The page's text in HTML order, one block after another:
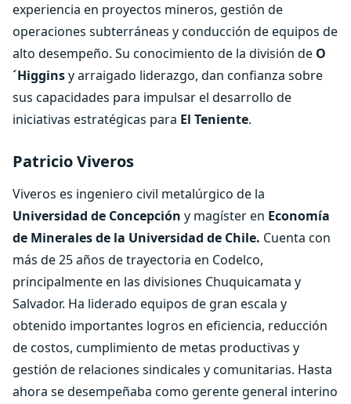
experiencia en proyectos mineros, gestión de
operaciones subterráneas y conducción de equipos de
alto desempeño. Su conocimiento de la división de O
´Higginsy arraigado liderazgo, dan confianza sobre
sus capacidades para impulsar el desarrollo de
iniciativas estratégicas para El Teniente.
Patricio Viveros
Viveros es ingeniero civil metalúrgico de la
Universidad de Concepción y magíster en Economía
de Minerales de la Universidad de Chile. Cuenta con
más de 25 años de trayectoria en Codelco,
principalmente en las divisiones Chuquicamata y
Salvador. Ha liderado equipos de gran escala y
obtenido importantes logros en eficiencia, reducción
de costos, cumplimiento de metas productivas y
gestión de relaciones sindicales y comunitarias. Hasta
ahora se desempeñaba como gerente general interino